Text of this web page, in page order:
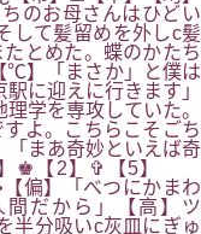
のお母さんはひどい
して髪留めを外しc髪
とめた。蝶のかたち
℃】「まさか」と僕は
に迎えに行きます」
学を専攻していた。
よ。こちらこそごち
「まあ奇妙といえば奇
】♚【2】✞【5】
偏】「べつにかまわ
だから」【高】ツ
半分吸いc灰皿にぎゅ